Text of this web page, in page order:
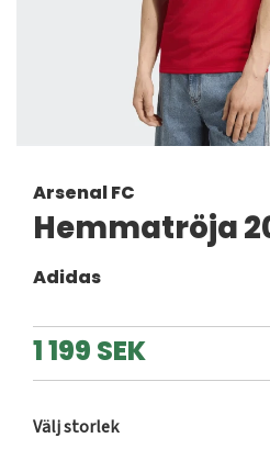
Arsenal FC
Hemmatröja
Adidas
1 199 SEK
Välj storlek